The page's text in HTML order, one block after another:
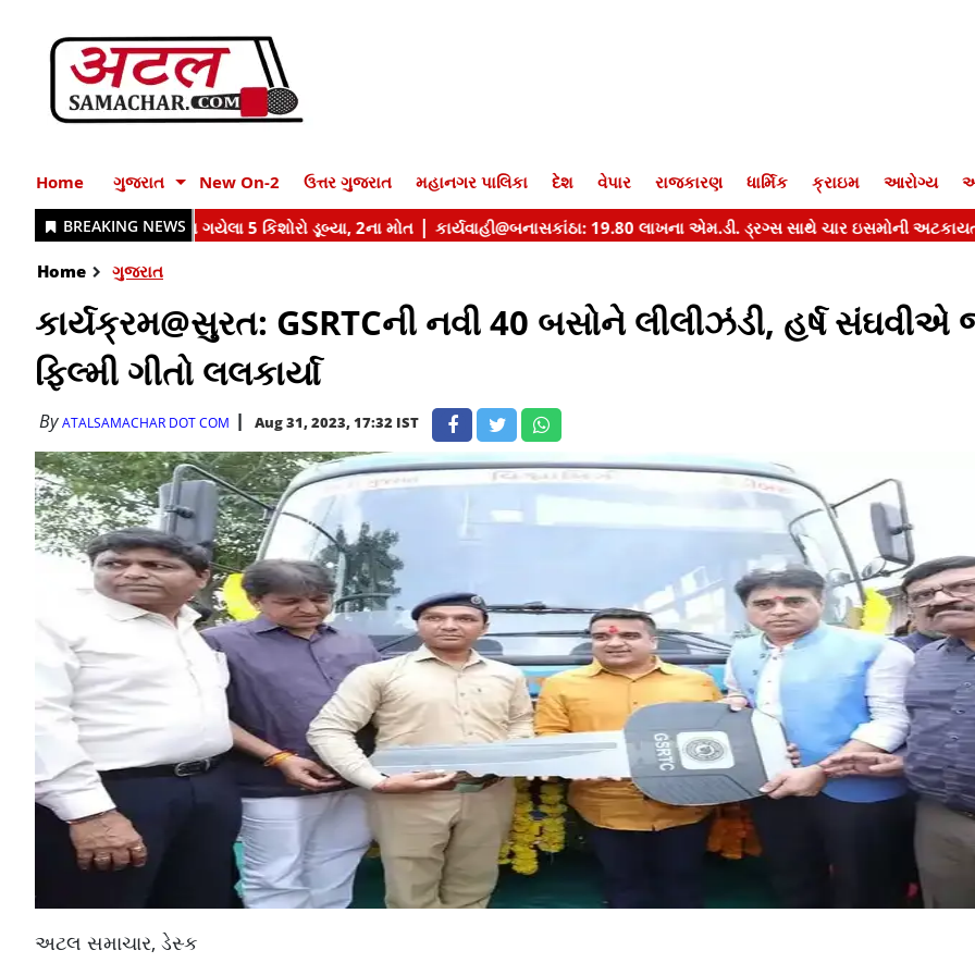
Home ગુજરાત New On-2 ઉત્તર ગુજરાત મહાનગર પાલિકા દેશ વેપાર રાજકારણ ધાર્મિક ક્રાઇમ આરોગ્ય
Home ગુજરાત
કાર્યક્રમ@સુરત: GSRTCની નવી 40 બસોને લીલીઝંડી, હર્ષ સંઘવીએ
ફિલ્મી ગીતો લલકાર્યા
ByATALSAMACHAR DOT COM Aug 31, 2023, 17:32 IST
અટલ સમાચાર, ડેસ્ક